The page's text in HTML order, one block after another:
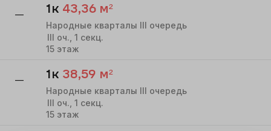
— 1к 43,36 м²
Народные кварталы III очередь
III оч., 1 секц.
15 этаж
— 1к 38,59 м²
Народные кварталы III очередь
III оч., 1 секц.
15 этаж